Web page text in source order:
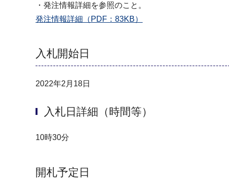
・発注情報詳細を参照のこと。
発注情報詳細（PDF：83KB）
入札開始日
2022年2月18日
入札日詳細（時間等）
10時30分
開札予定日